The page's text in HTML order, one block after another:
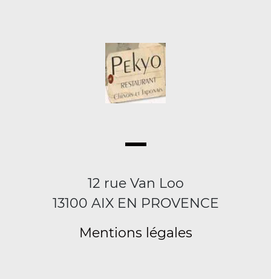
12 rue Van Loo
13100 AIX EN PROVENCE
Mentions légales